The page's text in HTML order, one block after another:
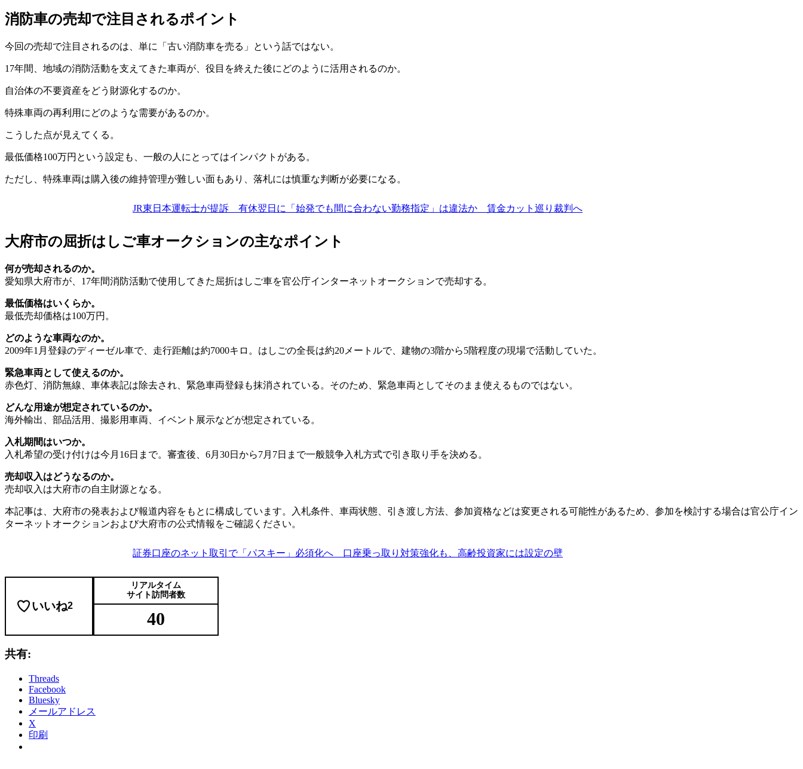
消防車の売却で注目されるポイント
今回の売却で注目されるのは、単に「古い消防車を売る」という話ではない。
17年間、地域の消防活動を支えてきた車両が、役目を終えた後にどのように活用されるのか。
自治体の不要資産をどう財源化するのか。
特殊車両の再利用にどのような需要があるのか。
こうした点が見えてくる。
最低価格100万円という設定も、一般の人にとってはインパクトがある。
ただし、特殊車両は購入後の維持管理が難しい面もあり、落札には慎重な判断が必要になる。
JR東日本運転士が提訴 有休翌日に「始発でも間に合わない勤務指定」は違法か 賃金カット巡り裁判へ
大府市の屈折はしご車オークションの主なポイント
何が売却されるのか。
愛知県大府市が、17年間消防活動で使用してきた屈折はしご車を官公庁インターネットオークションで売却する。
最低価格はいくらか。
最低売却価格は100万円。
どのような車両なのか。
2009年1月登録のディーゼル車で、走行距離は約7000キロ。はしごの全長は約20メートルで、建物の3階から5階程度の現場で活動していた。
緊急車両として使えるのか。
赤色灯、消防無線、車体表記は除去され、緊急車両登録も抹消されている。そのため、緊急車両としてそのまま使えるものではない。
どんな用途が想定されているのか。
海外輸出、部品活用、撮影用車両、イベント展示などが想定されている。
入札期間はいつか。
入札希望の受け付けは今月16日まで。審査後、6月30日から7月7日まで一般競争入札方式で引き取り手を決める。
売却収入はどうなるのか。
売却収入は大府市の自主財源となる。
本記事は、大府市の発表および報道内容をもとに構成しています。入札条件、車両状態、引き渡し方法、参加資格などは変更される可能性があるため、参加を検討する場合は官公庁イン
ターネットオークションおよび大府市の公式情報をご確認ください。
証券口座のネット取引で「パスキー」必須化へ 口座乗っ取り対策強化も、高齢投資家には設定の壁
いいね2
リアルタイム
サイト訪問者数
40
共有:
Threads
Facebook
Bluesky
メールアドレス
X
印刷